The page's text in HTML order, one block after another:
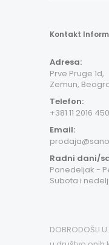
Kontakt
Adresa:
Prve Pruge 1d,
Zemun,
Telefon:
+381 11 2016
Email:
Radni dani/
Ponedeljak -
Subota i
DOBRODOŠLI